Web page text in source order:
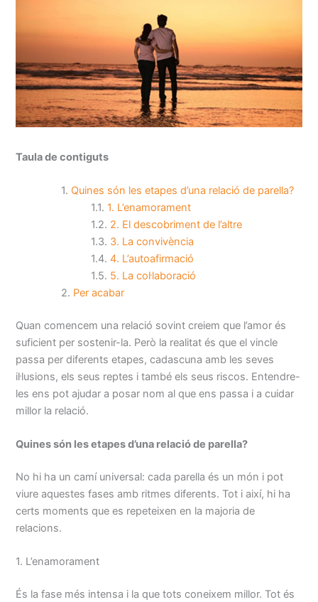
Taula de contiguts
Quines són les etapes d’una relació de parella?
1. L’enamorament
2. El descobriment de l’altre
3. La convivència
4. L’autoafirmació
5. La col·laboració
Per acabar
Quan comencem una relació sovint creiem que l’amor és
suficient per sostenir-la. Però la realitat és que el vincle
passa per diferents etapes, cadascuna amb les seves
il·lusions, els seus reptes i també els seus riscos. Entendre-
les ens pot ajudar a posar nom al que ens passa i a cuidar
millor la relació.
Quines són les etapes d’una relació de parella?
No hi ha un camí universal: cada parella és un món i pot
viure aquestes fases amb ritmes diferents. Tot i així, hi ha
certs moments que es repeteixen en la majoria de
relacions.
1. L’enamorament
És la fase més intensa i la que tots coneixem millor. Tot és